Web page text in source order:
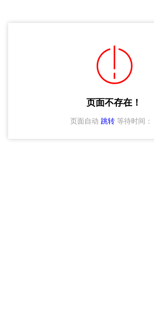
页面不存在！
页面自动 跳转等待时间：